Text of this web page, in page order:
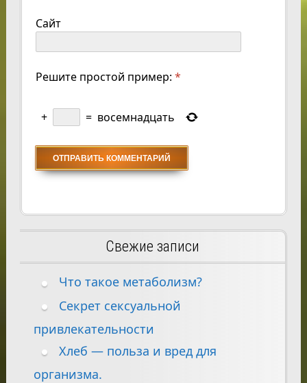
Сайт
Решите простой пример: *
+ = восемнадцать
Свежие записи
Что такое метаболизм?
Секрет сексуальной
привлекательности
Хлеб — польза и вред для
организма.